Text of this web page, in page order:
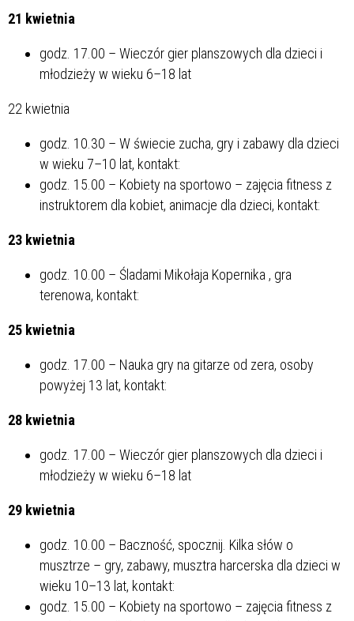
21 kwietnia
godz. 17.00 – Wieczór gier planszowych dla dzieci i
młodzieży w wieku 6–18 lat
22 kwietnia
godz. 10.30 – W świecie zucha, gry i zabawy dla dzieci
w wieku 7–10 lat, kontakt:
godz. 15.00 – Kobiety na sportowo – zajęcia fitness z
instruktorem dla kobiet, animacje dla dzieci, kontakt:
23 kwietnia
godz. 10.00 – Śladami Mikołaja Kopernika , gra
terenowa, kontakt:
25 kwietnia
godz. 17.00 – Nauka gry na gitarze od zera, osoby
powyżej 13 lat, kontakt:
28 kwietnia
godz. 17.00 – Wieczór gier planszowych dla dzieci i
młodzieży w wieku 6–18 lat
29 kwietnia
godz. 10.00 – Baczność, spocznij. Kilka słów o
musztrze – gry, zabawy, musztra harcerska dla dzieci w
wieku 10–13 lat, kontakt:
godz. 15.00 – Kobiety na sportowo – zajęcia fitness z